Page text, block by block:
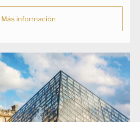
Más información